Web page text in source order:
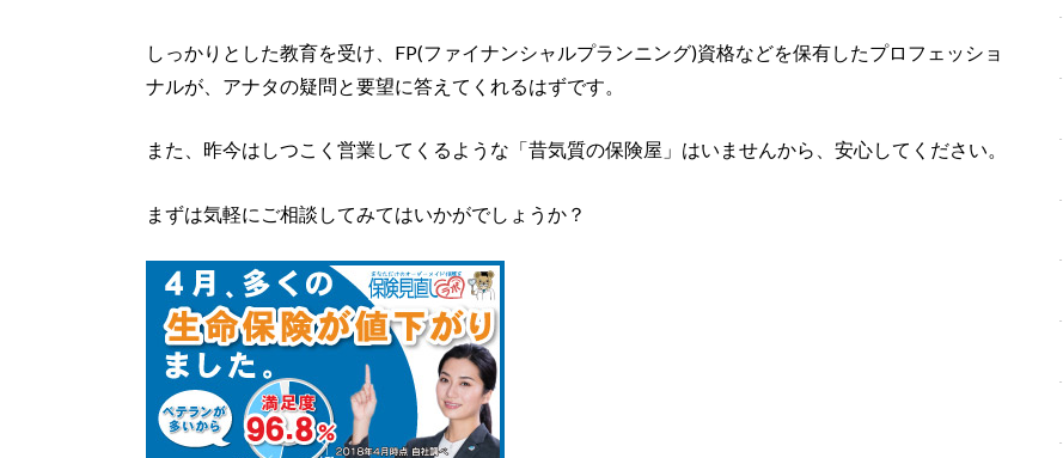
しっかりとした教育を受け、FP(ファイナンシャルプランニング)資格などを保有したプロフェッショ
ナルが、アナタの疑問と要望に答えてくれるはずです。
また、昨今はしつこく営業してくるような「昔気質の保険屋」はいませんから、安心してください。
まずは気軽にご相談してみてはいかがでしょうか？